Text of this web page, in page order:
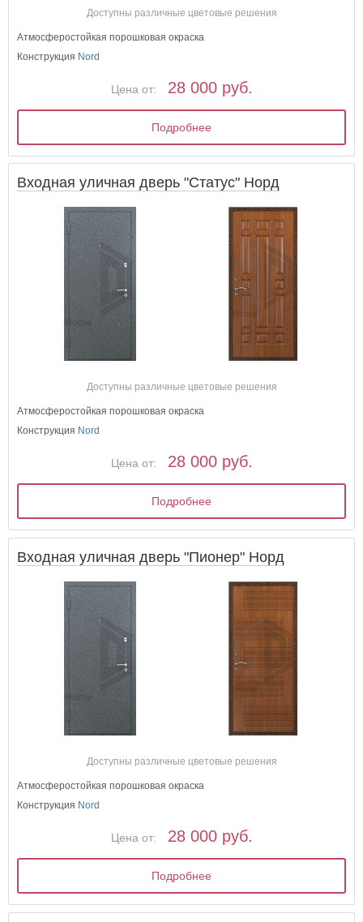
Доступны различные цветовые решения
Атмосферостойкая порошковая окраска
Конструкция Nord
Цена от: 28 000 руб.
Подробнее
Входная уличная дверь "Статус" Норд
Доступны различные цветовые решения
Атмосферостойкая порошковая окраска
Конструкция Nord
Цена от: 28 000 руб.
Подробнее
Входная уличная дверь "Пионер" Норд
Доступны различные цветовые решения
Атмосферостойкая порошковая окраска
Конструкция Nord
Цена от: 28 000 руб.
Подробнее